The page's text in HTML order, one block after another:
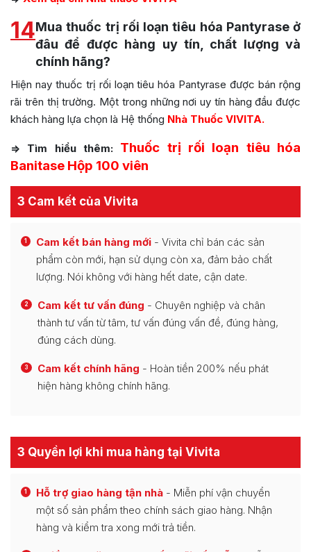
14Mua thuốc trị rối loạn tiêu hóa Pantyrase ở
đâu để được hàng uy tín, chất lượng và
chính hãng?
Hiện nay thuốc trị rối loạn tiêu hóa Pantyrase được bán rộng
rãi trên thị trường. Một trong những nơi uy tín hàng đầu được
khách hàng lựa chọn là Hệ thống Nhà Thuốc VIVITA.
=> Tìm hiểu thêm: Thuốc trị rối loạn tiêu hóa
Banitase Hộp 100 viên
3 Cam kết của Vivita
1 Cam kết bán hàng mới - Vivita chỉ bán các sản
phẩm còn mới, hạn sử dụng còn xa, đảm bảo chất
lượng. Nói không với hàng hết date, cận date.
2 Cam kết tư vấn đúng - Chuyên nghiệp và chân
thành tư vấn từ tâm, tư vấn đúng vấn đề, đúng hàng,
đúng cách dùng.
3 Cam kết chính hãng - Hoàn tiền 200% nếu phát
hiện hàng không chính hãng.
3 Quyền lợi khi mua hàng tại Vivita
1 Hỗ trợ giao hàng tận nhà - Miễn phí vận chuyển
một số sản phẩm theo chính sách giao hàng. Nhận
hàng và kiểm tra xong mới trả tiền.